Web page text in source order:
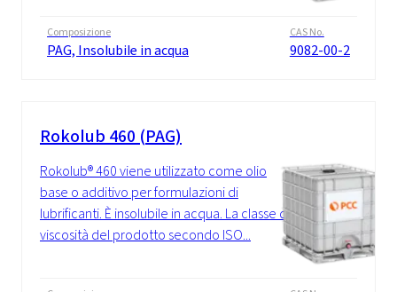
Composizione
PAG, Insolubile in acqua
CAS No.
9082-00-2
Rokolub 460 (PAG)
Rokolub® 460 viene utilizzato come olio
base o additivo per formulazioni di
lubrificanti. È insolubile in acqua. La classe di
viscosità del prodotto secondo ISO...